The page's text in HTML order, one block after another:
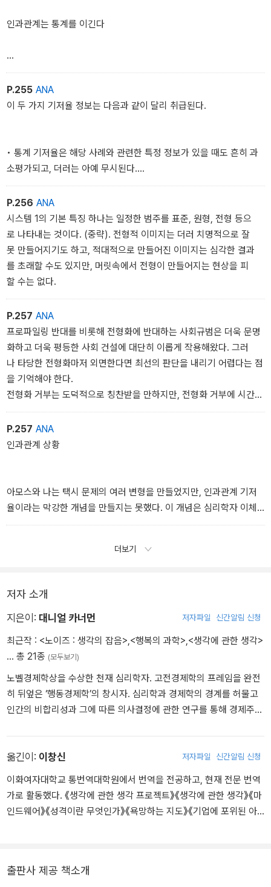
경험을 기억으로 바꿔치기 하는 탓에 과거 경험을 망쳤다고 생각한
_35장 두 자아
인과관계는 통계를 이긴다
(전략).
그런데 이 문제에 맞닥뜨린 사람들이 어떻게 대답했을지 짐작이 가
지 않는가. 이들은 기저율은 무시한 채 목격자 증언만 따진다. 그 결
P.255 ANA
이 두 가지 기저율 정보는 다음과 같이 달리 취급된다.
• 통계 기저율은 해당 사례와 관련한 특정 정보가 있을 때도 흔히 과
소평가되고, 더러는 아예 무시된다.
• 인과관계 기저율은 해당 개별 사례와 관련 있는 정보로 취급되
고, 다른개별 사례 정보와도 쉽게 결합한다.
P.256 ANA
시스템 1의 기본 특징 하나는 일정한 범주를 표준, 원형, 전형 등으
로 나타내는 것이다. (중략). 전형적 이미지는 더러 치명적으로 잘
못 만들어지기도 하고, 적대적으로 만들어진 이미지는 심각한 결과
를 초래할 수도 있지만, 머릿속에서 전형이 만들어지는 현상을 피
할 수는 없다.
P.257 ANA
프로파일링 반대를 비롯해 전형화에 반대하는 사회규범은 더욱 문명
화하고 더욱 평등한 사회 건설에 대단히 이롭게 작용해왔다. 그러
나 타당한 전형화마저 외면한다면 최선의 판단을 내리기 어렵다는 점
을 기억해야 한다.
전형화 거부는 도덕적으로 칭찬받을 만하지만, 전형화 거부에 시간이
나 수고 등의 비용이 들지 않는다는 단순한 생각은 잘못이다.
P.257 ANA
인과관계 상황
아모스와 나는 택시 문제의 여러 변형을 만들었지만, 인과관계 기저
율이라는 막강한 개념을 만들지는 못했다. 이 개념은 심리학자 이체
크 아이젠 Icek Ajizen에게서 빌려왔다. 아이젠은 실험 참가자들에
주었다. 그리고 각 학생이 시험을 통과했을 확률을 추정해보라고 했
더보기
저자 소개
지은이: 대니얼 카너먼 저자파일 신간알림 신청
최근작 : <노이즈 : 생각의 잡음>,<행복의 과학>,<생각에 관한 생각>
… 총 21종 (모두보기)
노벨경제학상을 수상한 천재 심리학자. 고전경제학의 프레임을 완전
히 뒤엎은 ‘행동경제학’의 창시자. 심리학과 경제학의 경계를 허물고
인간의 비합리성과 그에 따른 의사결정에 관한 연구를 통해 경제주체
니아대학 버클리 캠퍼스에서 심리학 박사학위를 받았다. 미시건대학
과 케임브리지대학 응용심리연구소 과학자, 인지연구센터 연구원으
로 활동했으며, 하버드대학에서 심리학을 강의했다. 비즈니스와 사회
공헌 분야 컨설팅 회사인 ‘더 그레이티스트 굿The Greatest Goo
수상할 수 있었던 것은 심리학과 경제학을 완벽히 융합했기 때문이
옮긴이: 이창신 저자파일 신간알림 신청
이화여자대학교 통번역대학원에서 번역을 전공하고, 현재 전문 번역
가로 활동했다. 《생각에 관한 생각 프로젝트》《생각에 관한 생각》《마
인드웨어》《성격이란 무엇인가》《욕망하는 지도》《기업에 포위된 아
출판사 제공 책소개